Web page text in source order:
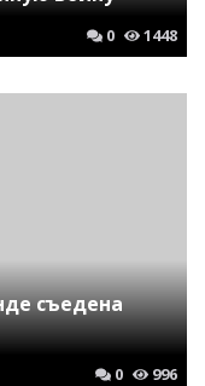
0 1448
съедена
0 996